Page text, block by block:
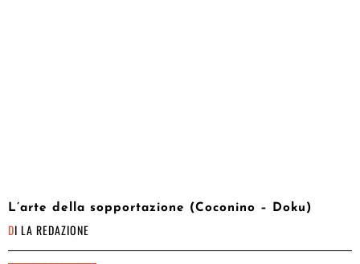
L’arte della sopportazione (Coconino – Doku)
DI LA REDAZIONE